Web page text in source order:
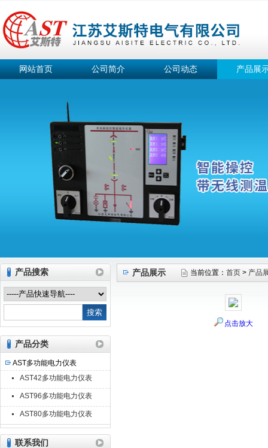
江苏艾斯特电气有限公司
网站首页 公司简介 公司动态 产品展
产品搜索
产品分类
AST多功能电力仪表
AST42多功能电力仪表
AST96多功能电力仪表
AST80多功能电力仪表
联系我们
产品展示 当前位置： 首页 > 产品
点击放大